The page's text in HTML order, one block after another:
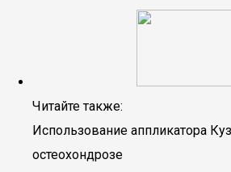
Читайте также:
Использование аппликатора
остеохондрозе